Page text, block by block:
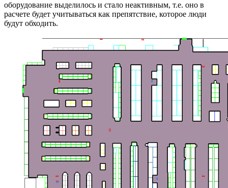
оборудование выделилось и стало неактивным, т.е. оно в
расчете будет учитываться как препятствие, которое люди
будут обходить.